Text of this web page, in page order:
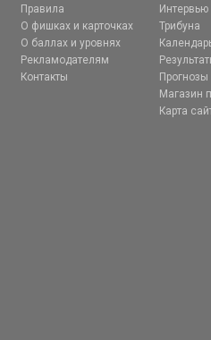
Правила
О фишках и карточках
О баллах и уровнях
Рекламодателям
Контакты
Интервью
Трибуна
Прогнозы
Магазин
Карта